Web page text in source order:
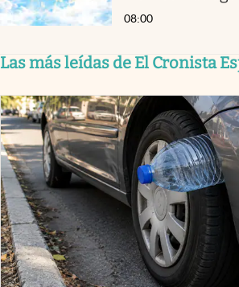
08:00
Las más leídas de El Cronista